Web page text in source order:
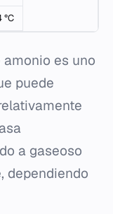
°C
es uno
puede
a gaseoso
dependiendo